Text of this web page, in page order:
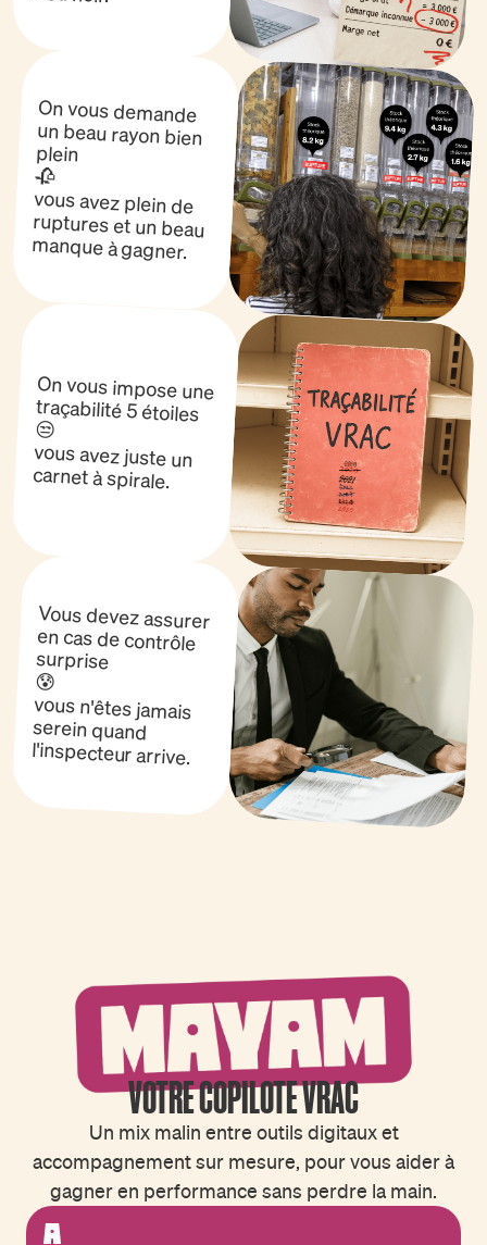
On vous demande
un beau rayon bien
plein
🥀
vous avez plein de
ruptures et un beau
manque à gagner.
On vous impose une
traçabilité 5 étoiles
😒
vous avez juste un
carnet à spirale.
Vous devez assurer
en cas de contrôle
surprise
😰
vous n'êtes jamais
serein quand
l'inspecteur arrive.
VOTRE COPILOTE VRAC
Un mix malin entre outils digitaux et
accompagnement sur mesure, pour vous aider à
gagner en performance sans perdre la main.